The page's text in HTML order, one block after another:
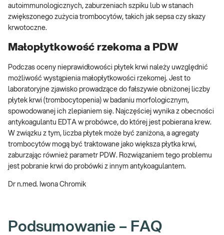
autoimmunologicznych, zaburzeniach szpiku lub w stanach
zwiększonego zużycia trombocytów, takich jak sepsa czy skazy
krwotoczne.
Małopłytkowość rzekoma a PDW
Podczas oceny nieprawidłowości płytek krwi należy uwzględnić
możliwość wystąpienia małopłytkowości rzekomej. Jest to
laboratoryjne zjawisko prowadzące do fałszywie obniżonej liczby
płytek krwi (trombocytopenia) w badaniu morfologicznym,
spowodowanej ich zlepianiem się. Najczęściej wynika z obecności
antykoagulantu EDTA w probówce, do której jest pobierana krew.
W związku z tym, liczba płytek może być zaniżona, a agregaty
trombocytów mogą być traktowane jako większa płytka krwi,
zaburzając również parametr PDW. Rozwiązaniem tego problemu
jest pobranie krwi do probówki z innym antykoagulantem.
Dr n.med. Iwona Chromik
Podsumowanie – FAQ